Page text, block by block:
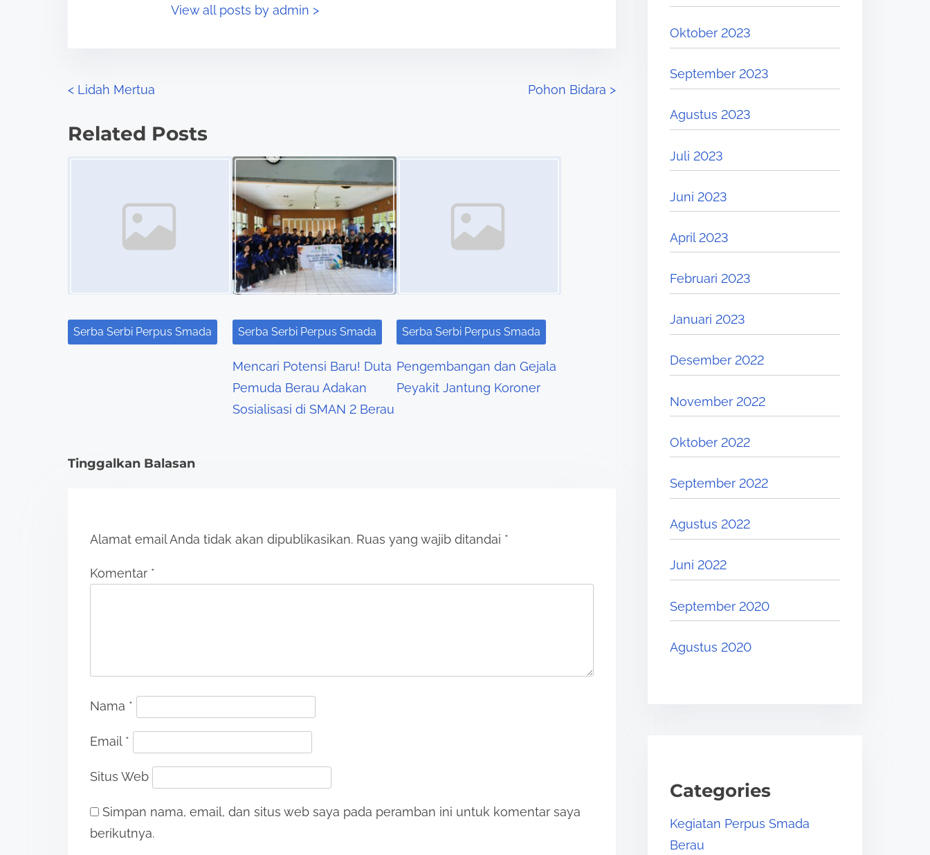
:
View all posts by admin >
P
o
i
o
< Lidah Mertua Pohon Bidara >
Related Posts
Serba Serbi Perpus Smada Serba Serbi Perpus Smada
Mencari Potensi Baru! Duta
Pemuda Berau Adakan
Sosialisasi di SMAN 2 Berau
Image Placeholder
Serba Serbi Perpus Smada
Pengembangan dan Gejala
Peyakit Jantung Koroner
Tinggalkan Balasan
Alamat email Anda tidak akan dipublikasikan. Ruas yang wajib ditandai *
Komentar *
Nama *
Email *
Situs Web
Simpan nama, email, dan situs web saya pada peramban ini untuk komentar saya
berikutnya.
Oktober 2023
September 2023
Agustus 2023
Juli 2023
Juni 2023
April 2023
Februari 2023
Januari 2023
Desember 2022
November 2022
Oktober 2022
September 2022
Agustus 2022
Juni 2022
September 2020
Agustus 2020
Categories
Kegiatan Perpus Smada
Berau